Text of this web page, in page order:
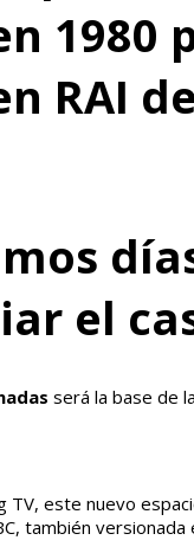
1980
RAI
el
será la base de
TV, este nuevo
también versionada